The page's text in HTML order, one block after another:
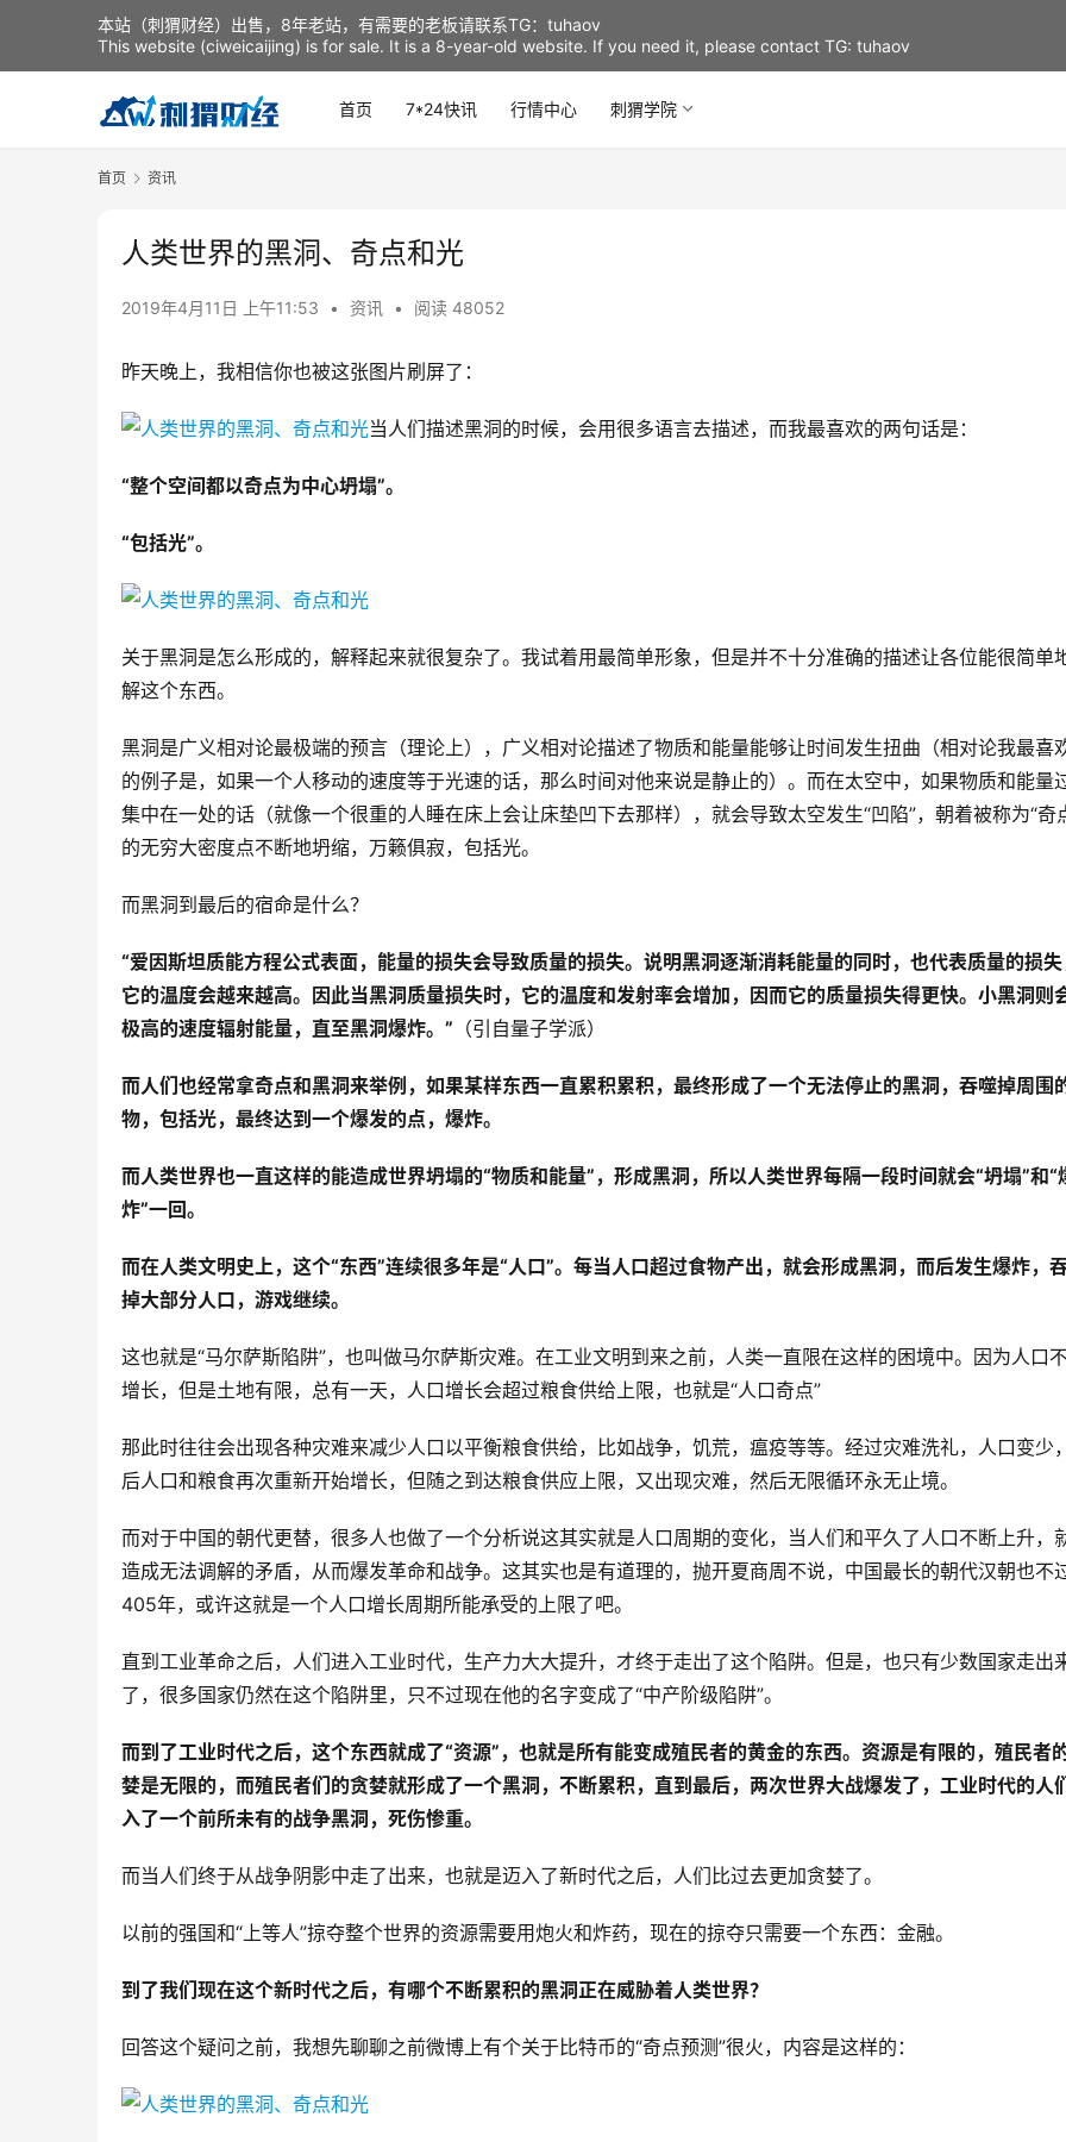
首页 7*24快讯 行情中心 刺猬学院
首页 资讯
人类世界的黑洞、奇点和光
2019年4月11日 上午11:53 • 资讯 • 阅读 48052
昨天晚上，我相信你也被这张图片刷屏了：
​当人们描述黑洞的时候，会用很多语言去描述，而我最喜欢的两句话是：
“整个空间都以奇点为中心坍塌”。
“包括光”。
关于黑洞是怎么形成的，解释起来就很复杂了。我试着用最简单形象，但是并不十分准确的描述让各位能很简单
解这个东西。
黑洞是广义相对论最极端的预言（理论上），广义相对论描述了物质和能量能够让时间发生扭曲（相对论我最喜
的例子是，如果一个人移动的速度等于光速的话，那么时间对他来说是静止的）。而在太空中，如果物质和能量
集中在一处的话（就像一个很重的人睡在床上会让床垫凹下去那样），就会导致太空发生“凹陷”，朝着被称为“奇
的无穷大密度点不断地坍缩，万籁俱寂，包括光。
而黑洞到最后的宿命是什么？
“爱因斯坦质能方程公式表面，能量的损失会导致质量的损失。说明黑洞逐渐消耗能量的同时，也代表质量的损
它的温度会越来越高。因此当黑洞质量损失时，它的温度和发射率会增加，因而它的质量损失得更快。小黑洞则
极高的速度辐射能量，直至黑洞爆炸。” （引自量子学派）
而人们也经常拿奇点和黑洞来举例，如果某样东西一直累积累积，最终形成了一个无法停止的黑洞，吞噬掉周围
物，包括光，最终达到一个爆发的点，爆炸。
而人类世界也一直这样的能造成世界坍塌的“物质和能量”，形成黑洞，所以人类世界每隔一段时间就会“坍塌”和“
炸”一回。
而在人类文明史上，这个“东西”连续很多年是“人口”。每当人口超过食物产出，就会形成黑洞，而后发生爆炸，
掉大部分人口，游戏继续。
这也就是“马尔萨斯陷阱”，也叫做马尔萨斯灾难。在工业文明到来之前，人类一直限在这样的困境中。因为人口
增长，但是土地有限，总有一天，人口增长会超过粮食供给上限，也就是“人口奇点”
那此时往往会出现各种灾难来减少人口以平衡粮食供给，比如战争，饥荒，瘟疫等等。经过灾难洗礼，人口变少
后人口和粮食再次重新开始增长，但随之到达粮食供应上限，又出现灾难，然后无限循环永无止境。
而对于中国的朝代更替，很多人也做了一个分析说这其实就是人口周期的变化，当人们和平久了人口不断上升，
造成无法调解的矛盾，从而爆发革命和战争。这其实也是有道理的，抛开夏商周不说，中国最长的朝代汉朝也不
405年，或许这就是一个人口增长周期所能承受的上限了吧。
直到工业革命之后，人们进入工业时代，生产力大大提升，才终于走出了这个陷阱。但是，也只有少数国家走出
了，很多国家仍然在这个陷阱里，只不过现在他的名字变成了“中产阶级陷阱”。
而到了工业时代之后，这个东西就成了“资源”，也就是所有能变成殖民者的黄金的东西。资源是有限的，殖民者
婪是无限的，而殖民者们的贪婪就形成了一个黑洞，不断累积，直到最后，两次世界大战爆发了，工业时代的人
入了一个前所未有的战争黑洞，死伤惨重。
而当人们终于从战争阴影中走了出来，也就是迈入了新时代之后，人们比过去更加贪婪了。
以前的强国和“上等人”掠夺整个世界的资源需要用炮火和炸药，现在的掠夺只需要一个东西：金融。
到了我们现在这个新时代之后，有哪个不断累积的黑洞正在威胁着人类世界？
回答这个疑问之前，我想先聊聊之前微博上有个关于比特币的“奇点预测”很火，内容是这样的：
本站（刺猬财经）出售，8年老站，有需要的老板请联系TG：tuhaov
This website (ciweicaijing) is for sale. It is a 8-year-old website. If you need it, please contact TG: tuhaov